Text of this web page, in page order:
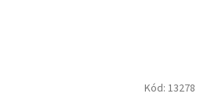
Kód: 13278